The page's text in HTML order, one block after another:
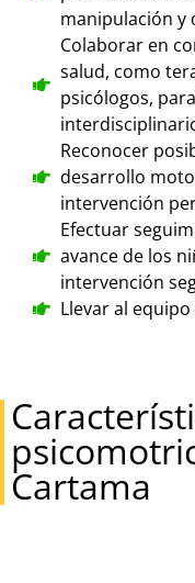
manipulación y
Colaborar en
salud, como
psicólogos,
Reconocer
desarrollo
intervención
Efectuar
avance de los
intervención
Llevar al
Cartama